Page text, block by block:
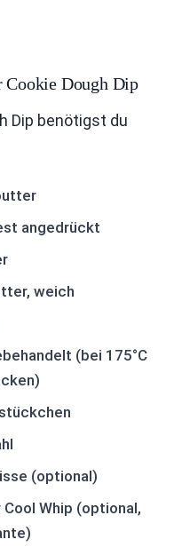
Cookie Dough Dip
Dip benötigst du
angedrückt
weich
(bei 175°C
(optional)
Whip (optional,